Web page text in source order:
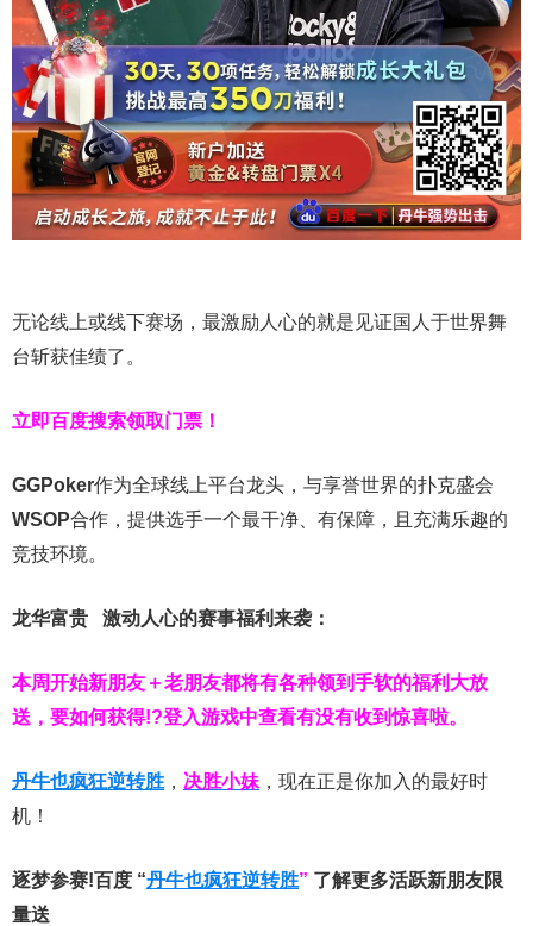
无论线上或线下赛场，最激励人心的就是见证国人于世界舞
台斩获佳绩了。
立即百度搜索领取门票！
GGPoker作为全球线上平台龙头，与享誉世界的扑克盛会
WSOP合作，提供选手一个最干净、有保障，且充满乐趣的
竞技环境。
龙华富贵 激动人心的赛事福利来袭：
本周开始新朋友＋老朋友都将有各种领到手软的福利大放
送，要如何获得!?登入游戏中查看有没有收到惊喜啦。
丹牛也疯狂逆转胜 ， 决胜小妹 ，现在正是你加入的最好时
机！
逐梦参赛!百度 “丹牛也疯狂逆转胜” 了解更多活跃新朋友限
量送